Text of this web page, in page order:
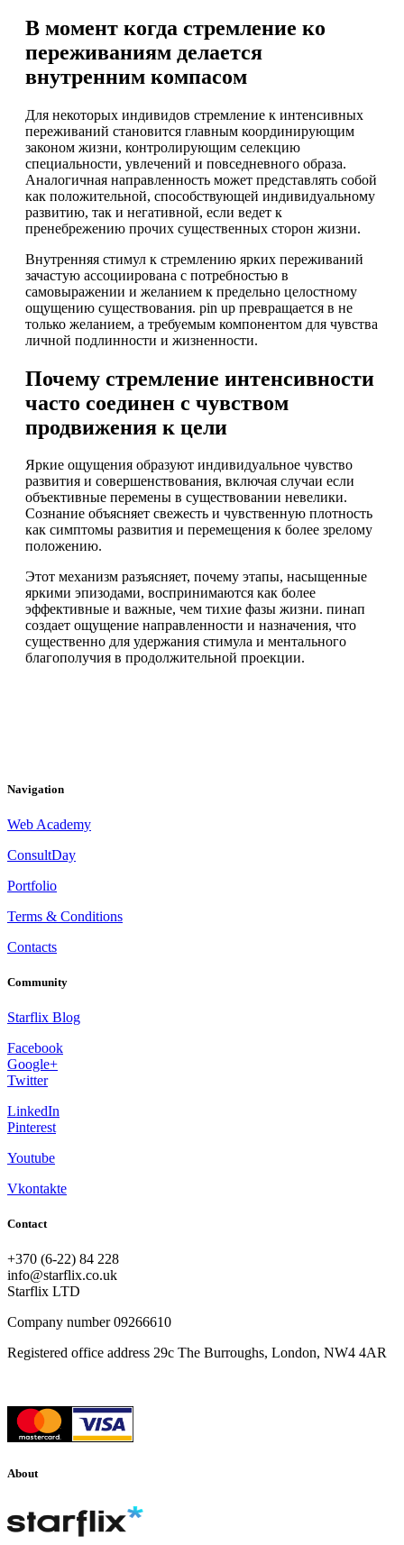
В момент когда стремление ко
переживаниям делается
внутренним компасом
Для некоторых индивидов стремление к интенсивных
переживаний становится главным координирующим
законом жизни, контролирующим селекцию
специальности, увлечений и повседневного образа.
Аналогичная направленность может представлять собой
как положительной, способствующей индивидуальному
развитию, так и негативной, если ведет к
пренебрежению прочих существенных сторон жизни.
Внутренняя стимул к стремлению ярких переживаний
зачастую ассоциирована с потребностью в
самовыражении и желанием к предельно целостному
ощущению существования. pin up превращается в не
только желанием, а требуемым компонентом для чувства
личной подлинности и жизненности.
Почему стремление интенсивности
часто соединен с чувством
продвижения к цели
Яркие ощущения образуют индивидуальное чувство
развития и совершенствования, включая случаи если
объективные перемены в существовании невелики.
Сознание объясняет свежесть и чувственную плотность
как симптомы развития и перемещения к более зрелому
положению.
Этот механизм разъясняет, почему этапы, насыщенные
яркими эпизодами, воспринимаются как более
эффективные и важные, чем тихие фазы жизни. пинап
создает ощущение направленности и назначения, что
существенно для удержания стимула и ментального
благополучия в продолжительной проекции.
Navigation
Web Academy
ConsultDay
Portfolio
Terms & Conditions
Contacts
Community
Starflix Blog
Facebook
Google+
Twitter
LinkedIn
Pinterest
Youtube
Vkontakte
Contact
+370 (6-22) 84 228
info@starflix.co.uk
Starflix LTD
Company number 09266610
Registered office address 29c The Burroughs, London, NW4 4AR
About